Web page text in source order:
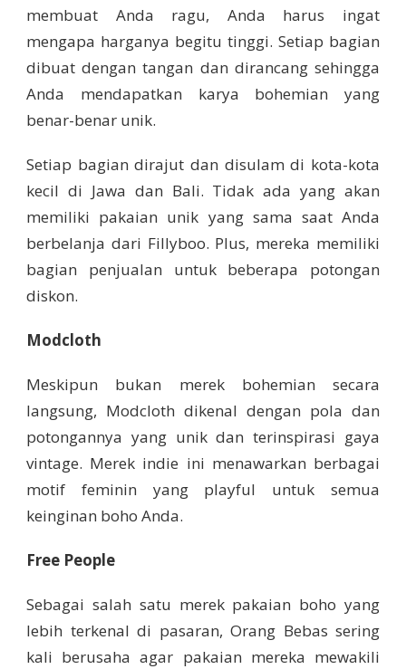
membuat Anda ragu, Anda harus ingat
mengapa harganya begitu tinggi. Setiap bagian
dibuat dengan tangan dan dirancang sehingga
Anda mendapatkan karya bohemian yang
benar-benar unik.
Setiap bagian dirajut dan disulam di kota-kota
kecil di Jawa dan Bali. Tidak ada yang akan
memiliki pakaian unik yang sama saat Anda
berbelanja dari Fillyboo. Plus, mereka memiliki
bagian penjualan untuk beberapa potongan
diskon.
Modcloth
Meskipun bukan merek bohemian secara
langsung, Modcloth dikenal dengan pola dan
potongannya yang unik dan terinspirasi gaya
vintage. Merek indie ini menawarkan berbagai
motif feminin yang playful untuk semua
keinginan boho Anda.
Free People
Sebagai salah satu merek pakaian boho yang
lebih terkenal di pasaran, Orang Bebas sering
kali berusaha agar pakaian mereka mewakili